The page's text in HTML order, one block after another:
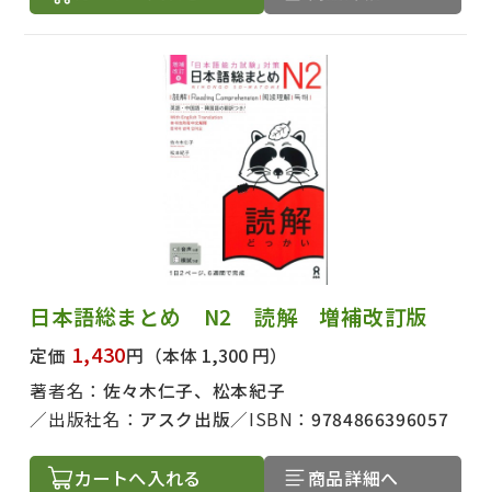
日本語総まとめ N2 読解 増補改訂版
定価 1,430円 （本体 1,300 円）
著者名： 佐々木仁子、松本紀子
出版社名： アスク出版 ISBN：9784866396057
カートへ入れる 商品詳細へ